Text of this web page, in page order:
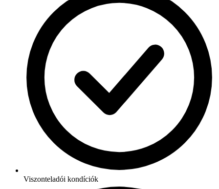
Viszonteladói kondíciók